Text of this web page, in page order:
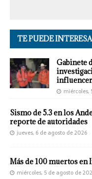
TE PUEDE
Gabinete
miércoles,
Sismo de 5.3 en los
reporte de autoridades
jueves, 6 de agosto de 2026
Más de 100 muertos
miércoles, 5 de agosto de